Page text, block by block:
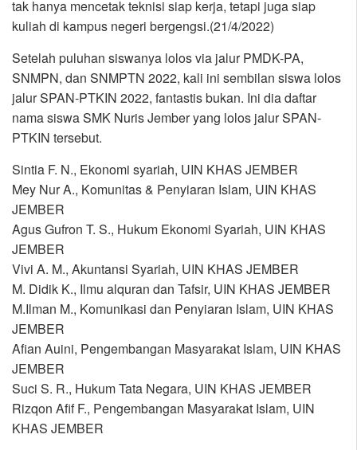
tak hanya mencetak teknisi siap kerja, tetapi juga siap
kuliah di kampus negeri bergengsi.(21/4/2022)
Setelah puluhan siswanya lolos via jalur PMDK-PA,
SNMPN, dan SNMPTN 2022, kali ini sembilan siswa lolos
jalur SPAN-PTKIN 2022, fantastis bukan. Ini dia daftar
nama siswa SMK Nuris Jember yang lolos jalur SPAN-
PTKIN tersebut.
Sintia F. N., Ekonomi syariah, UIN KHAS JEMBER
Mey Nur A., Komunitas & Penyiaran Islam, UIN KHAS
JEMBER
Agus Gufron T. S., Hukum Ekonomi Syariah, UIN KHAS
JEMBER
Vivi A. M., Akuntansi Syariah, UIN KHAS JEMBER
M. Didik K., Ilmu alquran dan Tafsir, UIN KHAS JEMBER
M.Ilman M., Komunikasi dan Penyiaran Islam, UIN KHAS
JEMBER
Afian Auini, Pengembangan Masyarakat Islam, UIN KHAS
JEMBER
Suci S. R., Hukum Tata Negara, UIN KHAS JEMBER
Rizqon Afif F., Pengembangan Masyarakat Islam, UIN
KHAS JEMBER